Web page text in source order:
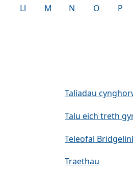
Ll M N O P
Taliadau
Talu eich treth
Teleofal
Traethau